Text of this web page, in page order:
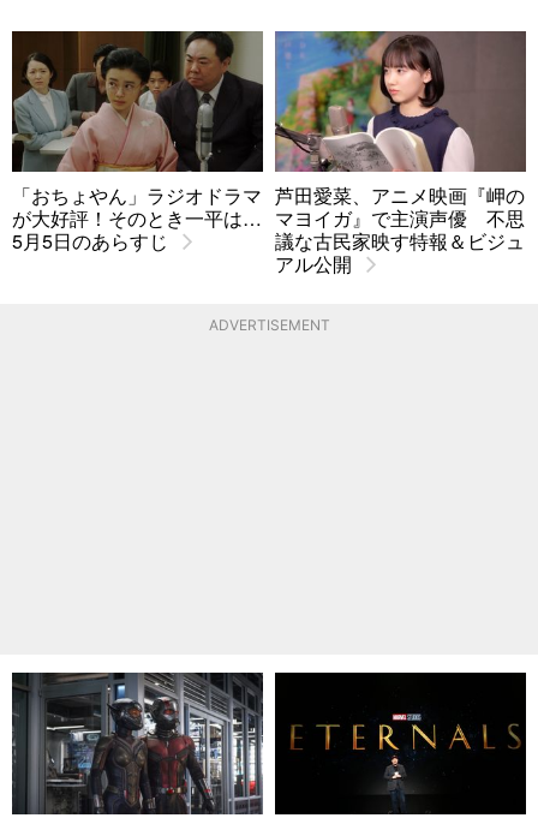
「おちょやん」ラジオドラマ
が大好評！そのとき一平は…
5月5日のあらすじ
芦田愛菜、アニメ映画『岬の
マヨイガ』で主演声優 不思
議な古民家映す特報＆ビジュ
アル公開
ADVERTISEMENT